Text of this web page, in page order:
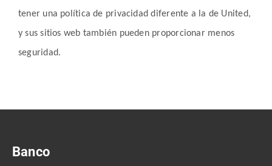
tener una política de privacidad diferente a la de United,
y sus sitios web también pueden proporcionar menos
seguridad.
Banco